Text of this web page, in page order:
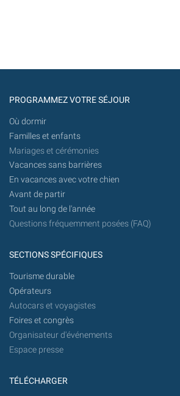
PROGRAMMEZ VOTRE SÉJOUR
Où dormir
Familles et enfants
Mariages et cérémonies
Vacances sans barrières
En vacances avec votre chien
Avant de partir
Tout au long de l'année
Questions fréquemment posées (FAQ)
SECTIONS SPÉCIFIQUES
Tourisme durable
Opérateurs
Autocars et voyagistes
Foires et congrès
Organisateur d'événements
Espace presse
TÉLÉCHARGER